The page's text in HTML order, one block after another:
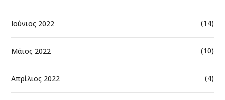
Ιούνιος 2022 (14)
Μάιος 2022 (10)
Απρίλιος 2022 (4)